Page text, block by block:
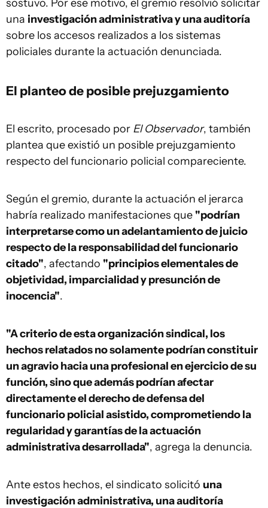
sostuvo. Por ese motivo, el gremio resolvió solicitar
una investigación administrativa y una auditoría
sobre los accesos realizados a los sistemas
policiales durante la actuación denunciada.
El planteo de posible prejuzgamiento
El escrito, procesado por El Observador, también
plantea que existió un posible prejuzgamiento
respecto del funcionario policial compareciente.
Según el gremio, durante la actuación el jerarca
habría realizado manifestaciones que "podrían
interpretarse como un adelantamiento de juicio
respecto de la responsabilidad del funcionario
citado", afectando "principios elementales de
objetividad, imparcialidad y presunción de
inocencia".
"A criterio de esta organización sindical, los
hechos relatados no solamente podrían constituir
un agravio hacia una profesional en ejercicio de su
función, sino que además podrían afectar
directamente el derecho de defensa del
funcionario policial asistido, comprometiendo la
regularidad y garantías de la actuación
administrativa desarrollada", agrega la denuncia.
Ante estos hechos, el sindicato solicitó una
investigación administrativa, una auditoría